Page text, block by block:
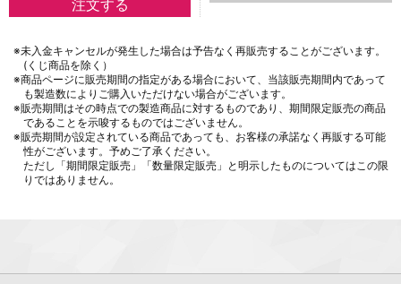
※未入金キャンセルが発生した場合は予告なく再販売することがございます。
(くじ商品を除く）
※商品ページに販売期間の指定がある場合において、当該販売期間内であって
も製造数によりご購入いただけない場合がございます。
※販売期間はその時点での製造商品に対するものであり、期間限定販売の商品
であることを示唆するものではございません。
※販売期間が設定されている商品であっても、お客様の承諾なく再販する可能
性がございます。予めご了承ください。
ただし「期間限定販売」「数量限定販売」と明示したものについてはこの限
りではありません。